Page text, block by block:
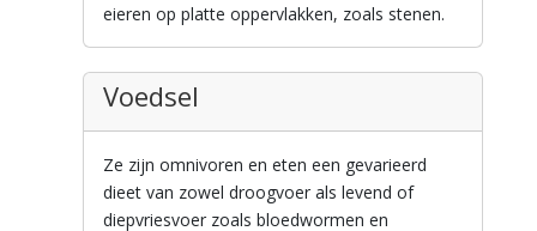
eieren op platte oppervlakken, zoals stenen.
Voedsel
Ze zijn omnivoren en eten een gevarieerd
dieet van zowel droogvoer als levend of
diepvriesvoer zoals bloedwormen en